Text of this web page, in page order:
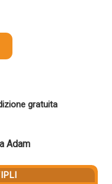
gratuita
Adam